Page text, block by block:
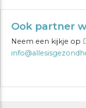
Ook partner
Neem een kijkje op